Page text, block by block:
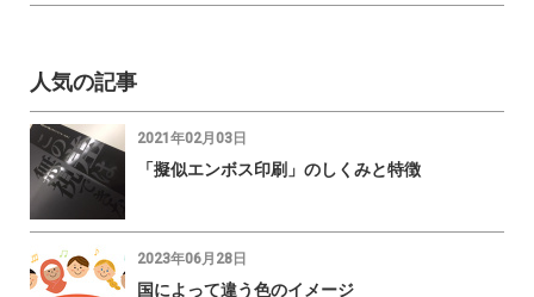
人気の記事
2021年02月03日
「擬似エンボス印刷」のしくみと特徴
2023年06月28日
国によって違う色のイメージ